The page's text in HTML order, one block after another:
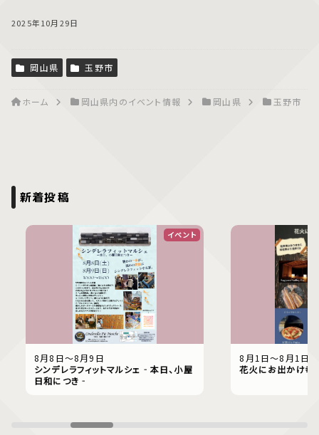
2025年10月29日
岡山県 玉野市
ホーム 岡山県内のイベント情報 岡山県 玉野市
新着投稿
イベント
8月8日〜8月9日
シンデレラフィットマルシェ‐本日、小屋
日和につき‐
8月1日〜8月1日
花火にお出かけ幸